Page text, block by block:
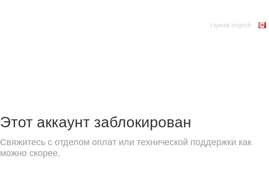
I speak english
Этот аккаунт заблокирован
Свяжитесь с отделом оплат или технической поддержки как
можно скорее.